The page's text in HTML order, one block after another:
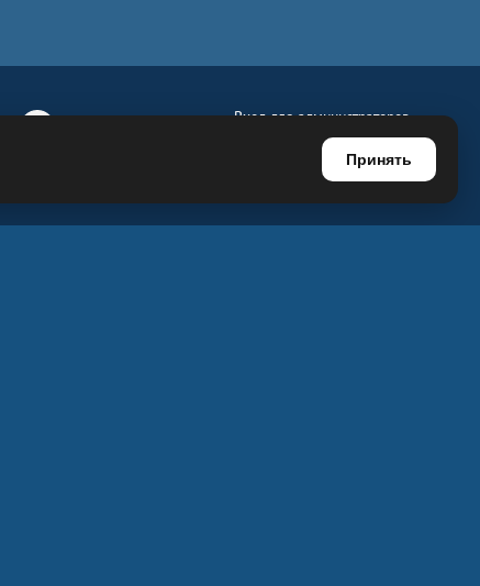
Вход для администраторов
Регистрация для администраторов
Принять